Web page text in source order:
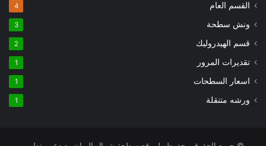
القسم العام 4
ونش سطحة 3
قسم الهيدروليك 2
تقديرات المرور 1
اسعار السطحات 1
ورشه متنقلة 1